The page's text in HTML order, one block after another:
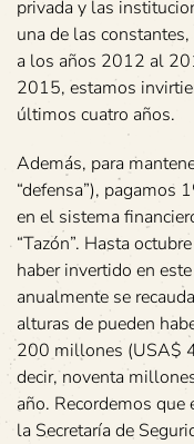
privada y las
una de las
a los años 2012 al
2015, estamos
últimos cuatro años.
Además, para
“defensa”), pagamos
en el sistema
“Tazón”. Hasta
haber invertido en
anualmente se
alturas de pueden
200 millones (USA$
decir, noventa
año. Recordemos
la Secretaría de